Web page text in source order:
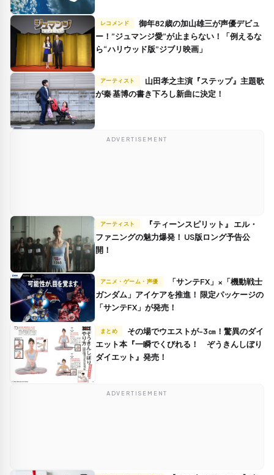
レコメンド
御年82歳の加山雄三が声優デビュ
ー！”ジュマンジ愛”が止まらない！「例えるな
ら“ハリウッド版”ジブリ映画」
アーティスト
が秦 基博の書き下ろし新曲に決定！
ADVERTISEMENT
アーティスト
ファニングの魅力爆発！ US版ロング予告公
開！
アニメ・ゲーム・声優
ガンダム」アイケアを推進！ 限定パッケージの
「サンテFX」が発売！
まとめ
エット本『一瞬でくびれる！ ぞうきんしぼり
ダイエット』発売！
ADVERTISEMENT